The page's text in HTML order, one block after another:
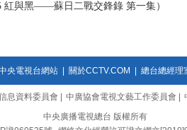
紅與黑——蘇日二戰交鋒錄 第一集）
央電視台網站| 關於CCTV.COM 總台總經理
息資料委員會 中廣協會電視文藝工作委員會
中央廣播電視總台 版權所有